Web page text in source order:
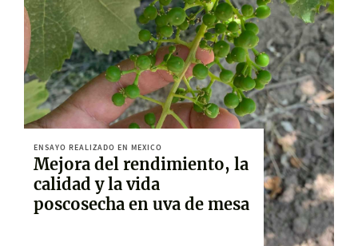
ENSAYO REALIZADO EN MEXICO
Mejora del rendimiento, la
calidad y la vida
poscosecha en uva de mesa